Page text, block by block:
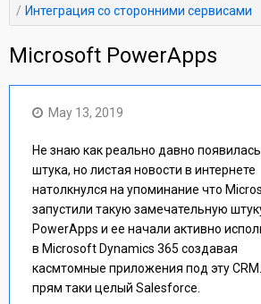
Интеграция со сторонними сервисами
Microsoft PowerApps
May 13, 2019
Не знаю как реально давно появилась
штука, но листая новости в интернете
натолкнулся на упоминание что
запустили такую замечательную
PowerApps и ее начали активно
в Microsoft Dynamics 365 создавая
касмтомные приложения под эту
прям таки целый Salesforce.